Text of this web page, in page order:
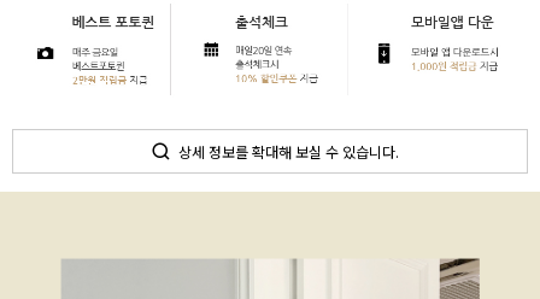
상세 정보를 확대해 보실 수 있습니다.